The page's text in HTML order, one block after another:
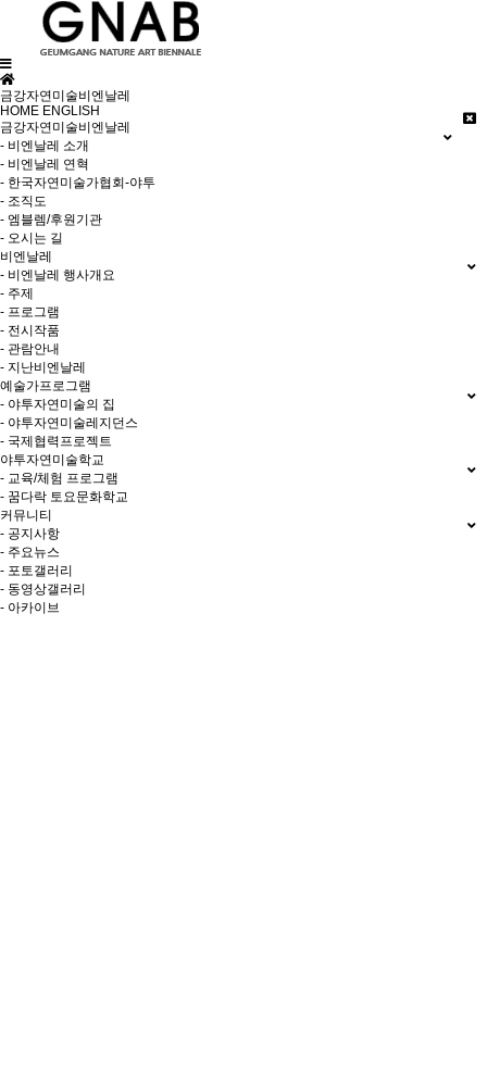
금강자연미술비엔날레
HOME ENGLISH
금강자연미술비엔날레
- 비엔날레 소개
- 비엔날레 연혁
- 한국자연미술가협회-야투
- 조직도
- 엠블렘/후원기관
- 오시는 길
비엔날레
- 비엔날레 행사개요
- 주제
- 프로그램
- 전시작품
- 관람안내
- 지난비엔날레
예술가프로그램
- 야투자연미술의 집
- 야투자연미술레지던스
- 국제협력프로젝트
야투자연미술학교
- 교육/체험 프로그램
- 꿈다락 토요문화학교
커뮤니티
- 공지사항
- 주요뉴스
- 포토갤러리
- 동영상갤러리
- 아카이브